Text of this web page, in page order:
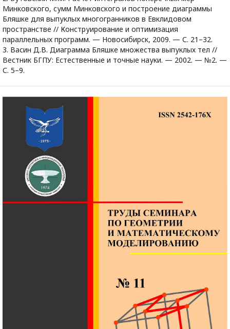
Минковского, сумм Минковского и построение диаграммы
Бляшке для выпуклых многогранников в Евклидовом
пространстве // Конструирование и оптимизация
параллельных программ. — Новосибирск, 2009. — С. 21–32.
3. Васин Д.В. Диаграмма Бляшке множества выпуклых тел //
Вестник БГПУ: Естественные и точные науки. — 2002. — №2. —
С. 5–9.